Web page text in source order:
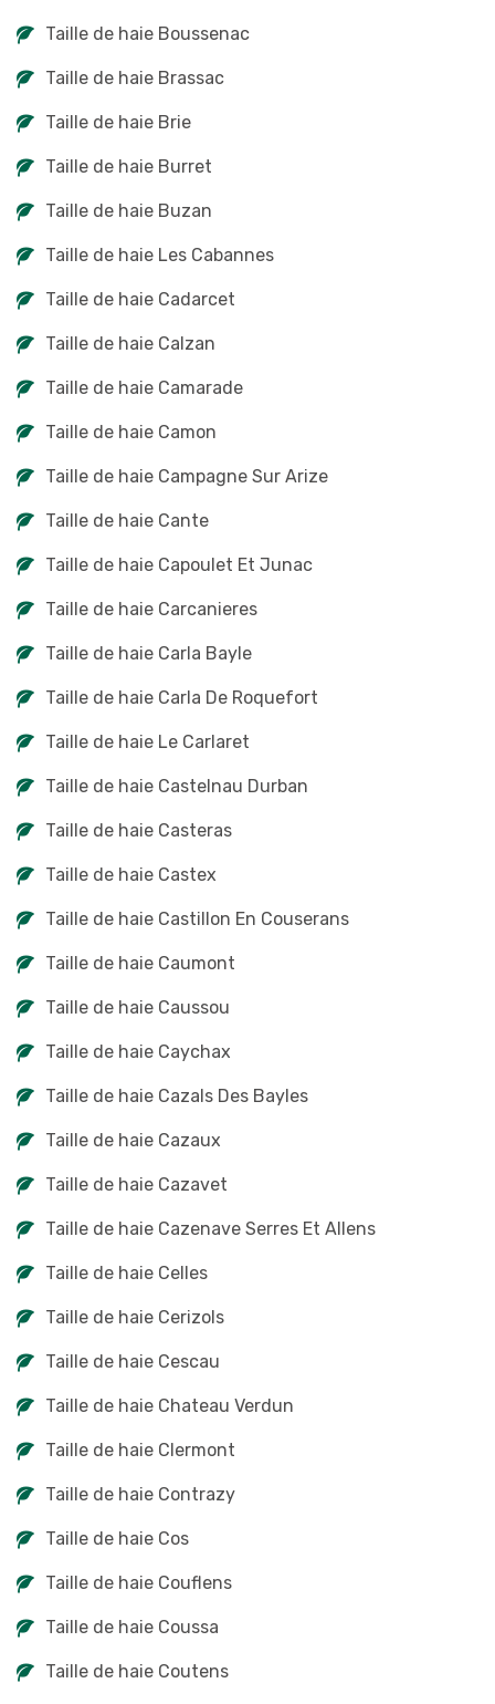
Taille de haie Boussenac
Taille de haie Brassac
Taille de haie Brie
Taille de haie Burret
Taille de haie Buzan
Taille de haie Les Cabannes
Taille de haie Cadarcet
Taille de haie Calzan
Taille de haie Camarade
Taille de haie Camon
Taille de haie Campagne Sur Arize
Taille de haie Cante
Taille de haie Capoulet Et Junac
Taille de haie Carcanieres
Taille de haie Carla Bayle
Taille de haie Carla De Roquefort
Taille de haie Le Carlaret
Taille de haie Castelnau Durban
Taille de haie Casteras
Taille de haie Castex
Taille de haie Castillon En Couserans
Taille de haie Caumont
Taille de haie Caussou
Taille de haie Caychax
Taille de haie Cazals Des Bayles
Taille de haie Cazaux
Taille de haie Cazavet
Taille de haie Cazenave Serres Et Allens
Taille de haie Celles
Taille de haie Cerizols
Taille de haie Cescau
Taille de haie Chateau Verdun
Taille de haie Clermont
Taille de haie Contrazy
Taille de haie Cos
Taille de haie Couflens
Taille de haie Coussa
Taille de haie Coutens